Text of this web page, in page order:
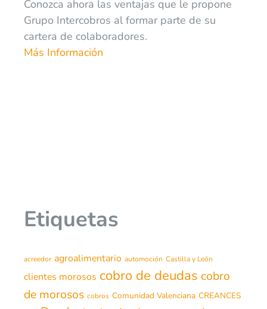
Conozca ahora las ventajas que le propone
Grupo Intercobros al formar parte de su
cartera de colaboradores.
Más Información
Etiquetas
acreedor agroalimentario automoción Castilla y León
clientes morosos cobro de deudas cobro
de morosos cobros Comunidad Valenciana CREANCES